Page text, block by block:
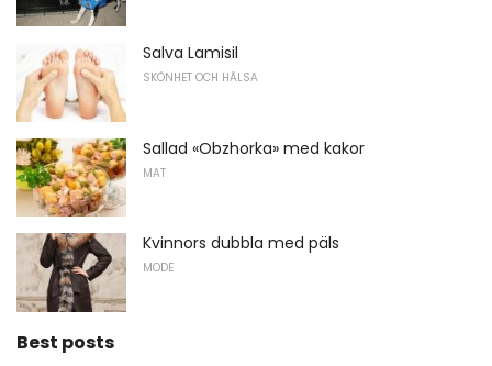
Salva Lamisil
SKÖNHET OCH HÄLSA
Sallad «Obzhorka» med kakor
MAT
Kvinnors dubbla med päls
MODE
Best posts